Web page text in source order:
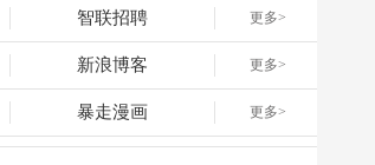
智联招聘 更多>
新浪博客 更多>
暴走漫画 更多>